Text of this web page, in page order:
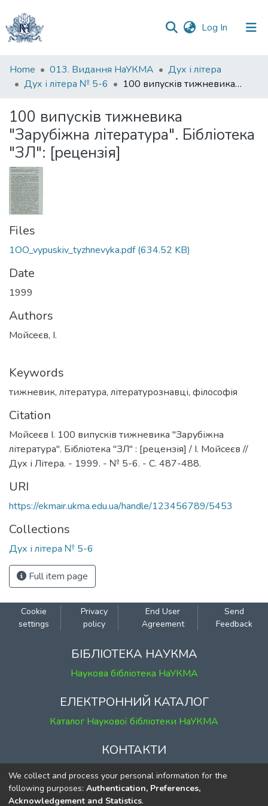
Log In (current)
Communities
&
All of DSpace
Statistics
Home 013. Видання НаУКМА
Дух і літера
Дух і літера № 5-6
100 випусків тижневика "Зарубіжна література". Бібліотека "ЗЛ": [рецензія]
100 випусків тижневика
"Зарубіжна література". Бібліотека
"ЗЛ": [рецензія]
Files
1OO_vypuskiv_tyzhnevyka.pdf(634.52 KB)
Date
1999
Authors
Мойсеєв, І.
Keywords
тижневик, література, літературознавці, філософія
Citation
Мойсеєв І. 100 випусків тижневика "Зарубіжна
література". Бібліотека "ЗЛ" : [рецензія] / І. Мойсеєв //
Дух і Літера. - 1999. - № 5-6. - С. 487-488.
URI
https://ekmair.ukma.edu.ua/handle/123456789/5453
Collections
Дух і літера № 5-6
Full item page
Cookie
settings
Privacy
policy
End User
Agreement
Send
Feedback
БІБЛІОТЕКА НАУКМА
Наукова бібліотека НаУКМА
ЕЛЕКТРОННИЙ КАТАЛОГ
Каталог Наукової бібліотеки НаУКМА
КОНТАКТИ
м. Київ, вул. Григорія Сковороди, 2
к. 1, к. 120
тел. (044) 463-69-31
We collect and process your personal information for the
following purposes: Authentication, Preferences,
Acknowledgement and Statistics.